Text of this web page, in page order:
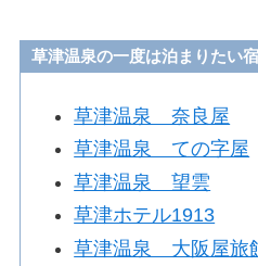
草津温泉の一度は泊まりたい
草津温泉 奈良屋
草津温泉 ての字屋
草津温泉 望雲
草津ホテル1913
草津温泉 大阪屋旅